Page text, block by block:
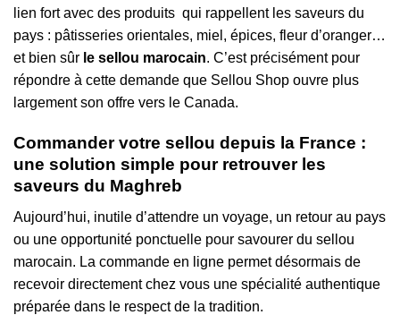
lien fort avec des produits qui rappellent les saveurs du
pays : pâtisseries orientales, miel, épices, fleur d’oranger…
et bien sûr le sellou marocain. C’est précisément pour
répondre à cette demande que Sellou Shop ouvre plus
largement son offre vers le Canada.
Commander votre sellou depuis la France :
une solution simple pour retrouver les
saveurs du Maghreb
Aujourd’hui, inutile d’attendre un voyage, un retour au pays
ou une opportunité ponctuelle pour savourer du sellou
marocain. La commande en ligne permet désormais de
recevoir directement chez vous une spécialité authentique
préparée dans le respect de la tradition.